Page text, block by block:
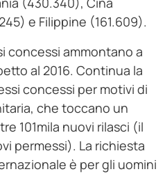
e Filippine (161.609).
concessi ammontano a
al 2016. Continua la
concessi per motivi di
che toccano un
101mila nuovi rilasci (il
permessi). La richiesta
è per gli uomini